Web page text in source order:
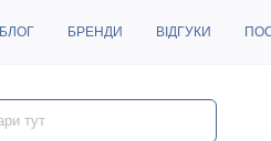
БЛОГ БРЕНДИ ВІДГУКИ